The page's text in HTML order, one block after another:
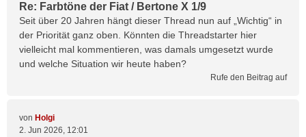
Re: Farbtöne der Fiat / Bertone X 1/9
Seit über 20 Jahren hängt dieser Thread nun auf „Wichtig“ in
der Priorität ganz oben. Könnten die Threadstarter hier
vielleicht mal kommentieren, was damals umgesetzt wurde
und welche Situation wir heute haben?
Rufe den Beitrag auf
von Holgi
2. Jun 2026, 12:01